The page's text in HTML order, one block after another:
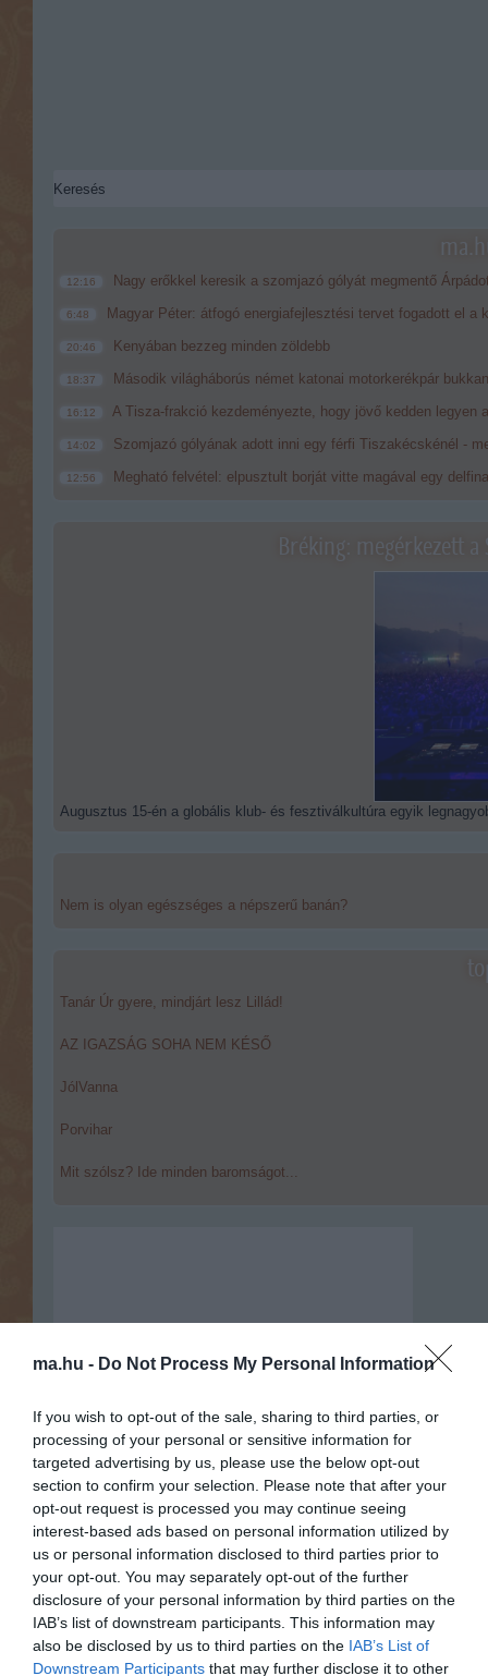
ma.hu - Do Not Process My Personal Information
If you wish to opt-out of the sale, sharing to third parties, or
processing of your personal or sensitive information for
targeted advertising by us, please use the below opt-out
section to confirm your selection. Please note that after your
opt-out request is processed you may continue seeing
interest-based ads based on personal information utilized by
us or personal information disclosed to third parties prior to
your opt-out. You may separately opt-out of the further
disclosure of your personal information by third parties on the
IAB’s list of downstream participants. This information may
also be disclosed by us to third parties on the IAB’s List of
Downstream Participants that may further disclose it to other
12:16 Nagy erőkkel keresik a szomjazó gólyát megmentő
6:48 Magyar Péter: átfogó energiafejlesztési tervet fogadott el a
20:46 Kenyában bezzeg minden zöldebb
18:37 Második világháborús német katonai motorkerékpár
16:12 A Tisza-frakció kezdeményezte, hogy jövő kedden legyen
14:02 Szomjazó gólyának adott inni egy férfi Tiszakécskénél -
12:56 Megható felvétel: elpusztult borját vitte magával egy
Bréking: megérkezett
Augusztus 15-én a globális klub- és fesztiválkultúra egyik
Nem is olyan egészséges a népszerű banán?
Tanár Úr gyere, mindjárt lesz Lillád!
AZ IGAZSÁG SOHA NEM KÉSŐ
JólVanna
Porvihar
Mit szólsz? Ide minden baromságot...
Portál szoftver és szerkesztőségi
•Médiaajánlat és hirdetési akciók•Impresszum• Adatvédelmi